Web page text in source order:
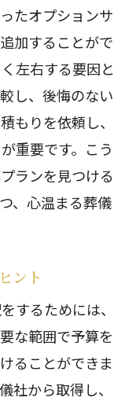
たオプションサ
加することがで
左右する要因と
し、後悔のない
もりを依頼し、
重要です。こう
ランを見つける
、心温まる葬儀
ント
するためには、
な範囲で予算を
ることができま
社から取得し、